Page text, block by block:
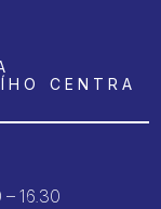
CENTRA
16.30